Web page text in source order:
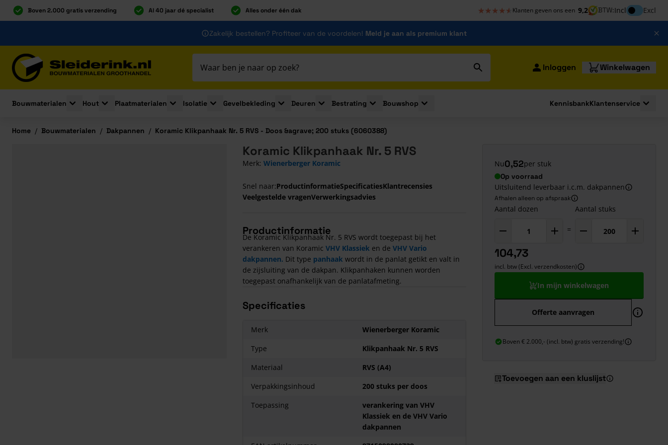
Boven 2.000 gratis verzending Al 40 jaar dé specialist Alles onder één dak ★★★★★
★★★★★ Klanten geven ons een 9,2 BTW:InclInclusief btw
Excl
Zakelijk bestellen? Profiteer van de voordelen! Meld je aan als premium klant
Inloggen Winkelwagen
Bouwmaterialen
Toggle submenu for Bouwmaterialen
Hout
Toggle submenu for Hout
Plaatmaterialen
Toggle submenu for Plaatmaterialen
Isolatie
Toggle submenu for Isolatie
Gevelbekleding
Toggle submenu for Gevelbekleding
Deuren
Toggle submenu for Deuren
Bestrating
Toggle submenu for Bestrating
Bouwshop
Toggle submenu for Bouwshop
KennisbankKlantenservice
Home / Bouwmaterialen / Dakpannen / Koramic Klikpanhaak Nr. 5 RVS - Doos &agrave; 200 stuks (6060388)
Koramic Klikpanhaak Nr. 5 RVS
Merk: Wienerberger Koramic
Snel naar:ProductinformatieSpecificatiesKlantrecensies
Veelgestelde vragenVerwerkingsadvies
Productinformatie
De Koramic Klikpanhaak Nr. 5 RVS wordt toegepast bij het
verankeren van Koramic VHV Klassiek en de VHV Vario
dakpannen. Dit type panhaak wordt in de panlat getikt en valt in
de zijsluiting van de dakpan. Klikpanhaken kunnen worden
toegepast onafhankelijk van de panlatafmeting.
Specificaties
Merk
Wienerberger Koramic
Type
Klikpanhaak Nr. 5 RVS
Materiaal
RVS (A4)
Verpakkingsinhoud
200 stuks per doos
Toepassing
verankering van VHV
Klassiek en de VHV Vario
dakpannen
Nu0,52per stuk
Op voorraad
Uitsluitend leverbaar i.c.m. dakpannen
Afhalen alleen op afspraak
Aantal dozen
=
Aantal stuks
104,73
incl. btw (Excl. verzendkosten)
In mijn winkelwagen
Offerte aanvragen
Boven € 2.000,- (incl. btw) gratis verzending!
Toevoegen aan een kluslijst